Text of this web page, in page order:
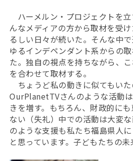
ハーメルン・プロジェクトを
んなメディアの方から取材を受
るしい日々が続いた。そんな中
ゆるインデペンダント系からの
た。独自の視点を持ちながら、
を合わせて取材する。
ちょうど私の動きに似てもいた
OurPlanetTVさんのような活動
きを増す。もちろん、財政的に
ない（失礼）中での活動は大変
のような支援も私たち福島県人
と思っています。子どもたちの未